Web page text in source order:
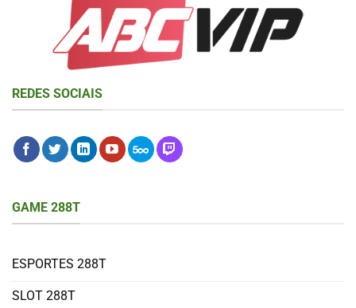
REDES SOCIAIS
GAME 288T
ESPORTES 288T
SLOT 288T